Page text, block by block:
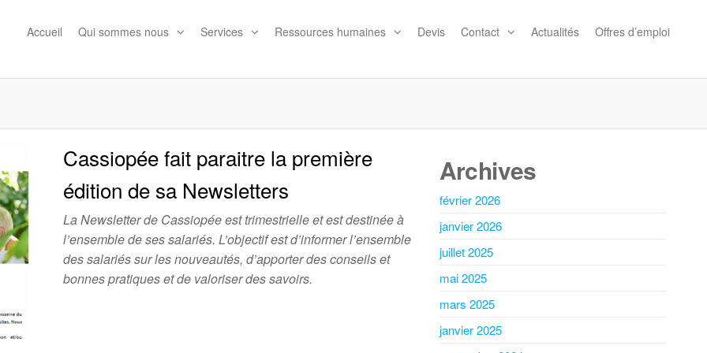
Accueil Qui sommes nous Services Ressources humaines Devis Contact Actualités Offres d’emploi
Cassiopée fait paraitre la première
édition de sa Newsletters
La Newsletter de Cassiopée est trimestrielle et est destinée à
l’ensemble de ses salariés. L’objectif est d’informer l’ensemble
des salariés sur les nouveautés, d’apporter des conseils et
bonnes pratiques et de valoriser des savoirs.
Archives
février 2026
janvier 2026
juillet 2025
mai 2025
mars 2025
janvier 2025